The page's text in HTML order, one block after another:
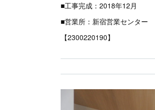
■工事完成：2018年12月
■営業所：新宿営業センター
【2300220190】